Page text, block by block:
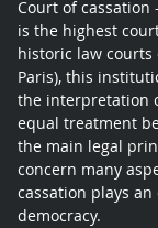
Court of cassation
is the highest
historic law courts
Paris), this
the interpretation
equal treatment
the main legal
concern many
cassation plays
democracy.